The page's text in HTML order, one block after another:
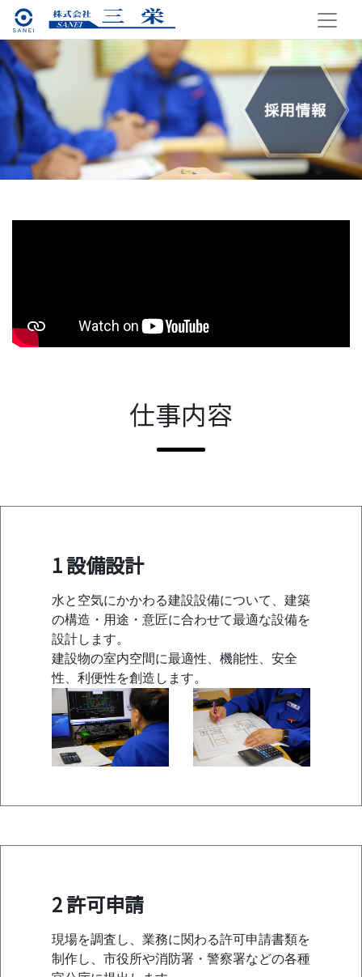
仕事内容
1 設備設計
水と空気にかかわる建設設備について、建築
の構造・用途・意匠に合わせて最適な設備を
設計します。
建設物の室内空間に最適性、機能性、安全
性、利便性を創造します。
2 許可申請
現場を調査し、業務に関わる許可申請書類を
制作し、市役所や消防署・警察署などの各種